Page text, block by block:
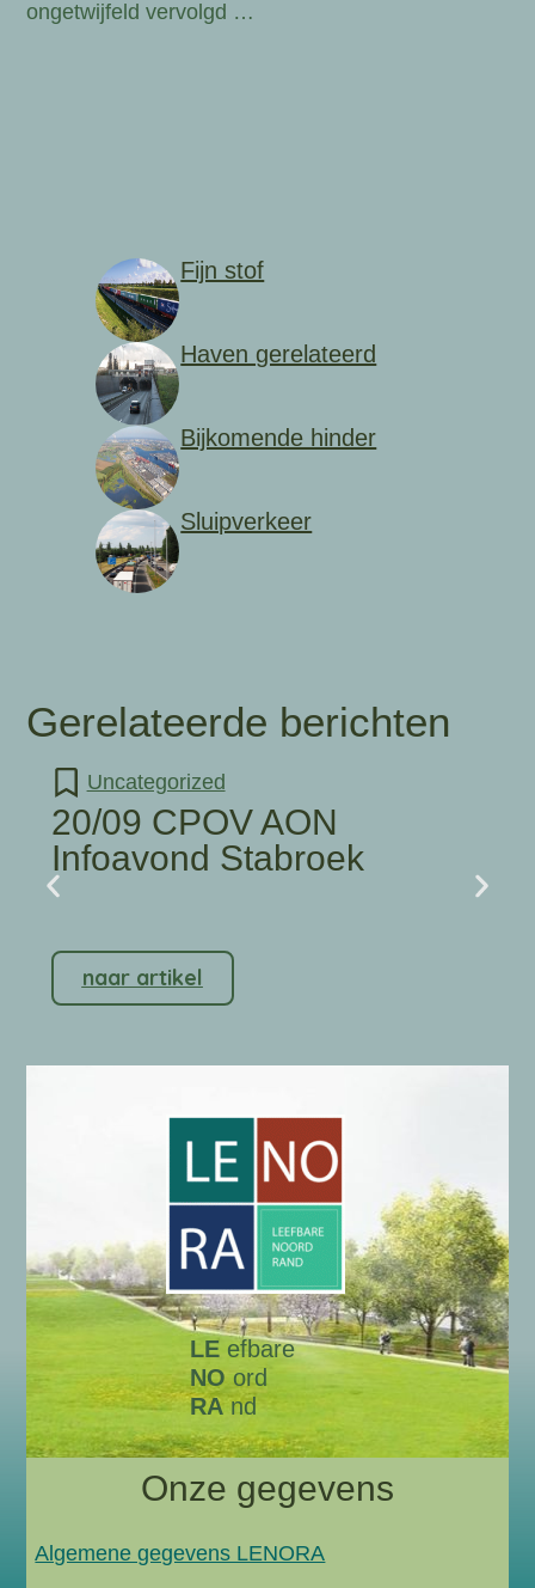
ongetwijfeld vervolgd …
Fijn stof
Haven gerelateerd
Bijkomende hinder
Sluipverkeer
Gerelateerde berichten
Uncategorized
20/09 CPOV AON
Infoavond Stabroek
naar artikel
LE efbare
NOord
RAnd
Onze gegevens
Algemene gegevens LENORA